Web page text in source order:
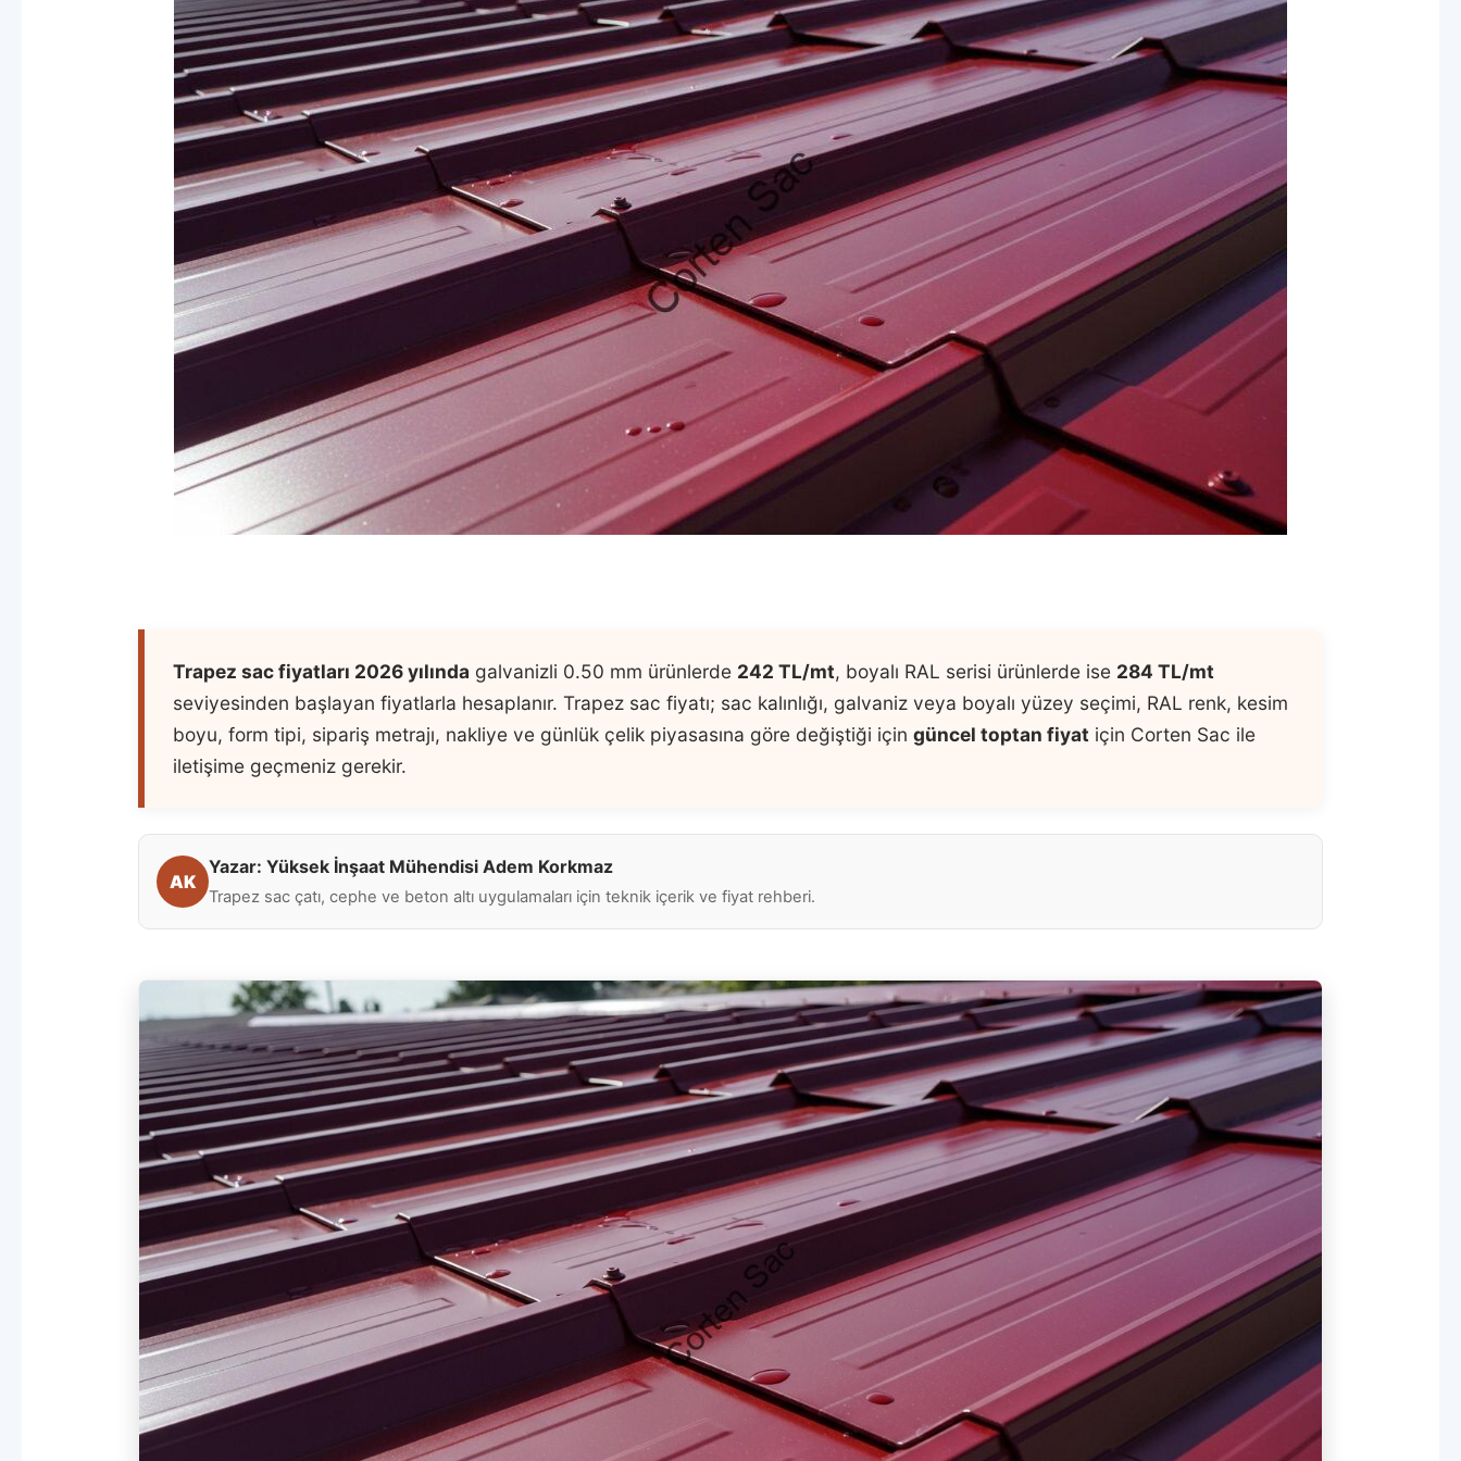
Trapez sac fiyatları 2026 yılında galvanizli 0.50 mm ürünlerde 242 TL/mt, boyalı RAL serisi ürünlerde ise 284 TL/mt
seviyesinden başlayan fiyatlarla hesaplanır. Trapez sac fiyatı; sac kalınlığı, galvaniz veya boyalı yüzey seçimi, RAL renk, kesim
boyu, form tipi, sipariş metrajı, nakliye ve günlük çelik piyasasına göre değiştiği için güncel toptan fiyatiçin Corten Sac ile
iletişime geçmeniz gerekir.
AK
Yazar: Yüksek İnşaat Mühendisi Adem Korkmaz
Trapez sac çatı, cephe ve beton altı uygulamaları için teknik içerik ve fiyat rehberi.